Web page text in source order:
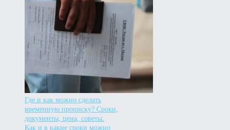
Где и как можно сделать
временную прописку? Сроки,
документы, цена, советы.
Как и в какие сроки можно